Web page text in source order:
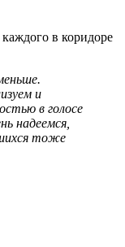
в коридоре
и
в голосе
надеемся,
тоже